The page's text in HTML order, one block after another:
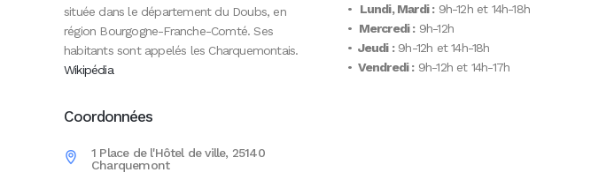
située dans le département du Doubs, en
région Bourgogne-Franche-Comté. Ses
habitants sont appelés les Charquemontais.
Wikipédia
Coordonnées
1 Place de l'Hôtel de ville, 25140
Charquemont
• Lundi, Mardi :9h-12h et 14h-18h
• Mercredi :9h-12h
• Jeudi :9h-12h et 14h-18h
• Vendredi :9h-12h et 14h-17h